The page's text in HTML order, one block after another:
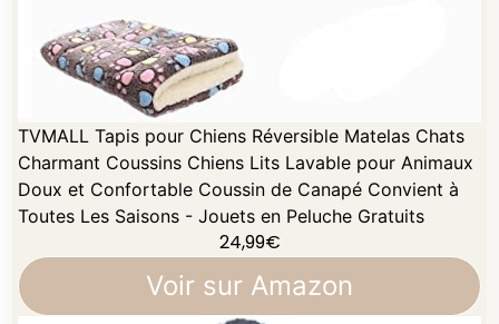
TVMALL Tapis pour Chiens Réversible Matelas Chats
Charmant Coussins Chiens Lits Lavable pour Animaux
Doux et Confortable Coussin de Canapé Convient à
Toutes Les Saisons - Jouets en Peluche Gratuits
24,99€
Voir sur Amazon